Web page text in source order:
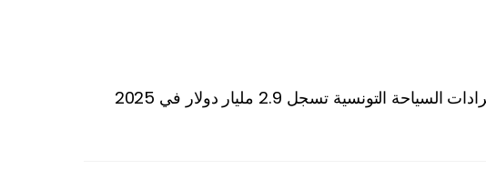
السياحة التونسية تسجل 2.9 مليار دولار في 2025